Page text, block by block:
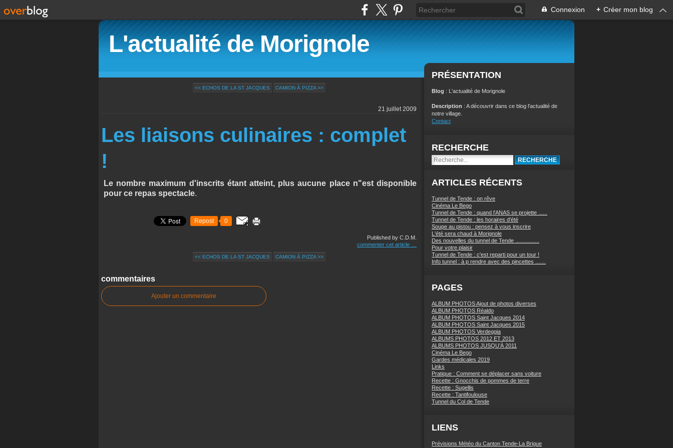
Connexion + Créer mon blog
L'actualité de Morignole
<< ECHOS DE LA ST JACQUES CAMION À PIZZA >>
21 juillet 2009
Les liaisons culinaires : complet
!
Le nombre maximum d'inscrits étant atteint, plus aucune place n"est disponible
pour ce repas spectacle.
Repost 0
Published by C.D.M.
commenter cet article
<< ECHOS DE LA ST JACQUES CAMION À PIZZA >>
commentaires
Ajouter un commentaire
PRÉSENTATION
Blog : L'actualité de Morignole
Description : A découvrir dans ce blog l'actualité de
notre village.
Contact
RECHERCHE
ARTICLES RÉCENTS
Tunnel de Tende : on rêve
Cinéma Le Bego
Tunnel de Tende : quand l'ANAS se projette ......
Tunnel de Tende : les horaires d'été
Soupe au pistou : pensez à vous inscrire
L'été sera chaud à Morignole
Des nouvelles du tunnel de Tende ................
Pour votre plaisir
Tunnel de Tende : c'est reparti pour un tour !
Info tunnel : à p rendre avec des pincettes .......
PAGES
ALBUM PHOTOS Ajout de photos diverses
ALBUM PHOTOS Réaldo
ALBUM PHOTOS Saint Jacques 2014
ALBUM PHOTOS Saint Jacques 2015
ALBUM PHOTOS Verdeggia
ALBUMS PHOTOS 2012 ET 2013
ALBUMS PHOTOS JUSQU’À 2011
Cinéma Le Bego
Gardes médicales 2019
Links
Pratique : Comment se déplacer sans voiture
Recette : Gnocchis de pommes de terre
Recette : Sugellis
Recette : Tantifoulouse
Tunnel du Col de Tende
LIENS
Prévisions Météo du Canton Tende-La Brigue